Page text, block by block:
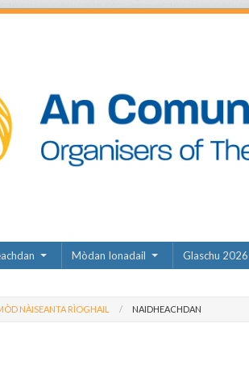
Mòdan Ionadail Glaschu 2026
NÀISEANTA RÌOGHAIL NAIDHEACHDAN